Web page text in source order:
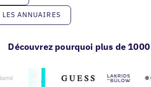
ANNUAIRES
Découvrez pourquoi plus de